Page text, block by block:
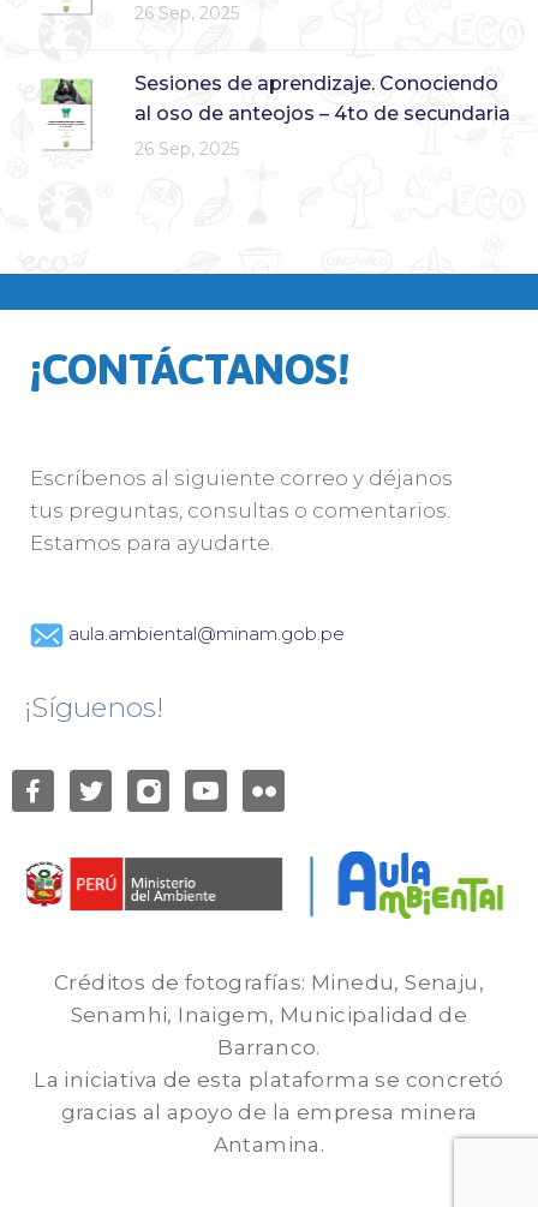
26 Sep, 2025
Sesiones de aprendizaje. Conociendo
al oso de anteojos – 4to de secundaria
26 Sep, 2025
¡CONTÁCTANOS!
Escríbenos al siguiente correo y déjanos
tus preguntas, consultas o comentarios.
Estamos para ayudarte.
aula.ambiental@minam.gob.pe
¡Síguenos!
Créditos de fotografías: Minedu, Senaju,
Senamhi, Inaigem, Municipalidad de
Barranco.
La iniciativa de esta plataforma se concretó
gracias al apoyo de la empresa minera
Antamina.